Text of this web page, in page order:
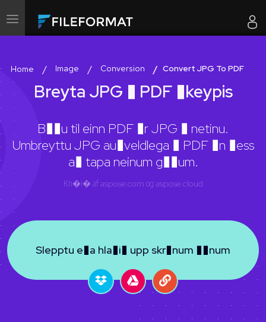
Skiptu
um
Home Image Conversion Convert JPG To PDF
Breyta JPG � PDF �keypis
B��u til einn PDF �r JPG � netinu.
Umbreyttu JPG au�veldlega � PDF �n �ess
a� tapa neinum g��um.
Kn�i� afaspose.com og aspose.cloud
Slepptu e�a hla�i� upp skr�num ��num